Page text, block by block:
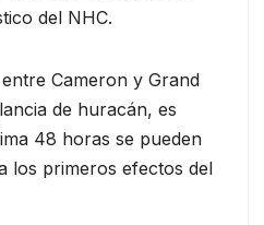
del NHC.
Cameron y Grand
de huracán, es
48 horas se pueden
los primeros efectos del